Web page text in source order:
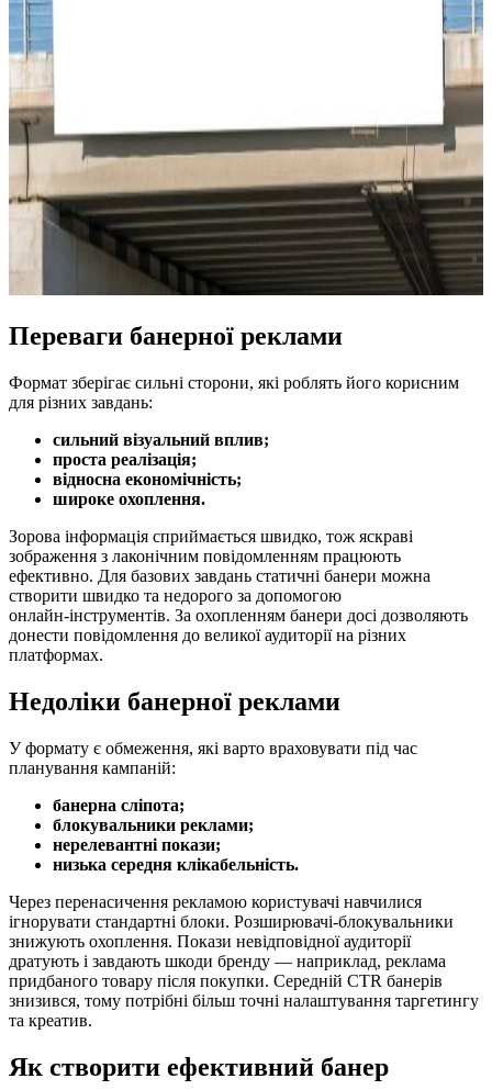
Переваги банерної реклами
Формат зберігає сильні сторони, які роблять його корисним
для різних завдань:
сильний візуальний вплив;
проста реалізація;
відносна економічність;
широке охоплення.
Зорова інформація сприймається швидко, тож яскраві
зображення з лаконічним повідомленням працюють
ефективно. Для базових завдань статичні банери можна
створити швидко та недорого за допомогою
онлайн‑інструментів. За охопленням банери досі дозволяють
донести повідомлення до великої аудиторії на різних
платформах.
Недоліки банерної реклами
У формату є обмеження, які варто враховувати під час
планування кампаній:
банерна сліпота;
блокувальники реклами;
нерелевантні покази;
низька середня клікабельність.
Через перенасичення рекламою користувачі навчилися
ігнорувати стандартні блоки. Розширювачі‑блокувальники
знижують охоплення. Покази невідповідної аудиторії
дратують і завдають шкоди бренду — наприклад, реклама
придбаного товару після покупки. Середній CTR банерів
знизився, тому потрібні більш точні налаштування таргетингу
та креатив.
Як створити ефективний банер